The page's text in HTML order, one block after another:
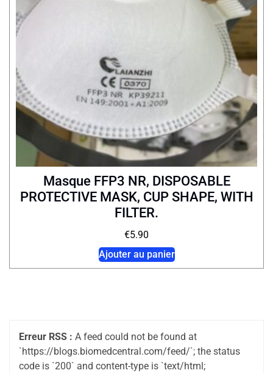
Masque FFP3 NR, DISPOSABLE
PROTECTIVE MASK, CUP SHAPE, WITH
FILTER.
€5.90
Ajouter au panier
Erreur RSS : A feed could not be found at
`https://blogs.biomedcentral.com/feed/`; the status
code is `200` and content-type is `text/html;